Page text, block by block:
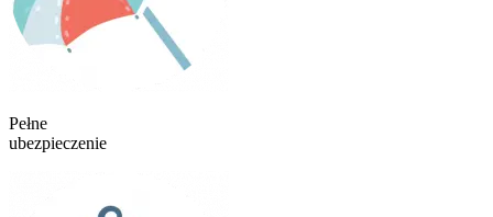
Pełne
ubezpieczenie